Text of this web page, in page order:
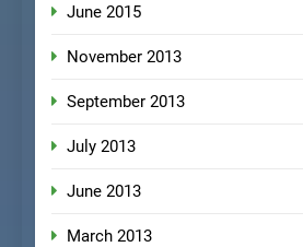
June 2015
November 2013
September 2013
July 2013
June 2013
March 2013